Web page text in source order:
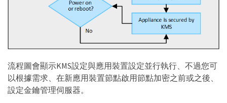
流程圖會顯示KMS設定與應用裝置設定並行執行、不過您可
以根據需求、在新應用裝置節點啟用節點加密之前或之後、
設定金鑰管理伺服器。